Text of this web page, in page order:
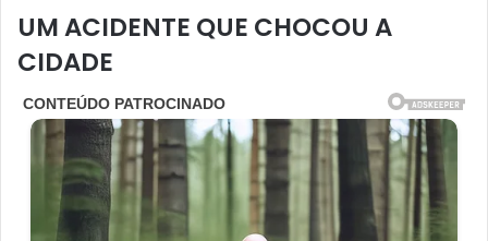
UM ACIDENTE QUE CHOCOU A
CIDADE